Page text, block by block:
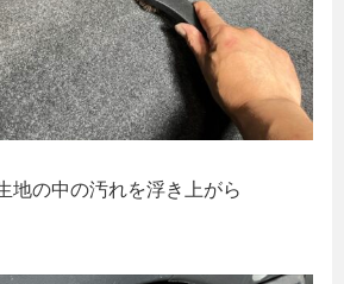
地の中の汚れを浮き上がら